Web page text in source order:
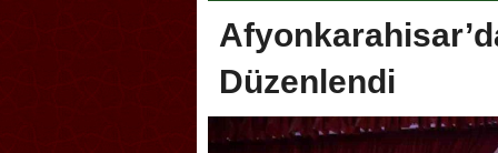
Düzenlendi